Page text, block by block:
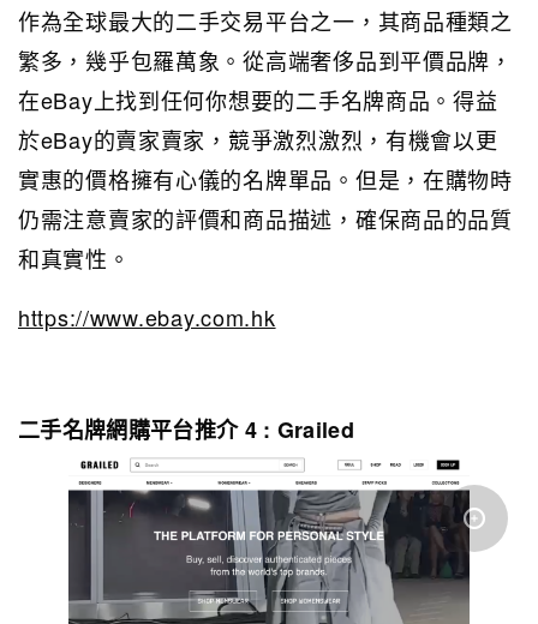
作為全球最大的二手交易平台之一，其商品種類之
繁多，幾乎包羅萬象。從高端奢侈品到平價品牌，
在eBay上找到任何你想要的二手名牌商品。得益
於eBay的賣家賣家，競爭激烈激烈，有機會以更
實惠的價格擁有心儀的名牌單品。但是，在購物時
仍需注意賣家的評價和商品描述，確保商品的品質
和真實性。
https://www.ebay.com.hk
二手名牌網購平台推介 4 : Grailed